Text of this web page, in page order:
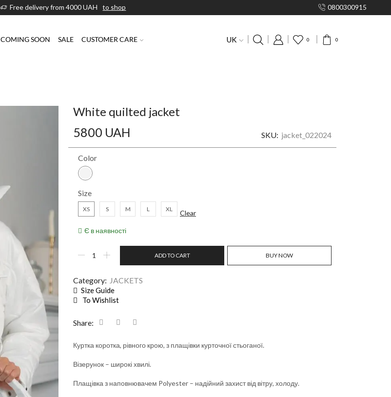
Free delivery from 4000 UAH to shop 0800300915
COMING SOON SALE CUSTOMER CARE UK 0 0
White quilted jacket
5800 UAH SKU: jacket_022024
Color
Size
XS S M L XL Clear
Є в наявності
ADD TO CART BUY NOW
Category: JACKETS
Size Guide
To Wishlist
Share:
Куртка коротка, рівного крою, з плащівки курточної стьоганої.
Візерунок – широкі хвилі.
Плащівка з наповнювачем Polyester – надійний захист від вітру, холоду.